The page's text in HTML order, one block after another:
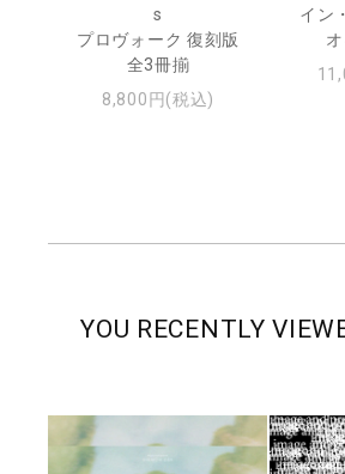
s
プロヴォーク 復刻版
全3冊揃
8,800円(税込)
イン
YOU RECENTLY